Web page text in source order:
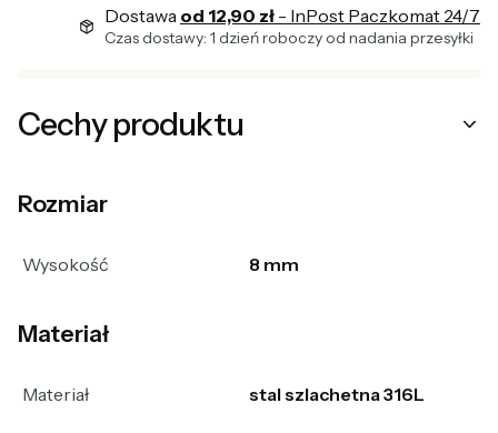
Dostawa od 12,90 zł - InPost Paczkomat 24/7
Czas dostawy: 1 dzień roboczy od nadania przesyłki
Cechy produktu
Rozmiar
Wysokość 8 mm
Materiał
Materiał stal szlachetna 316L